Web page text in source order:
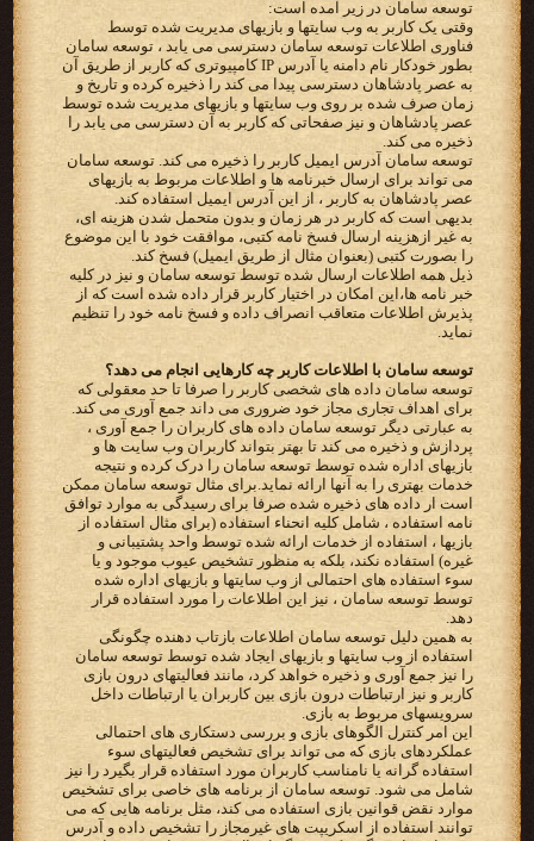
توسعه سامان در زیر آمده است:
وقتی یک کاربر به وب سایتها و بازیهای مدیریت شده توسط
فناوری اطلاعات توسعه سامان دسترسی می یابد ، توسعه سامان
بطور خودکار نام دامنه یا آدرس IP کامپیوتری که کاربر از طریق آن
به عصر پادشاهان دسترسی پیدا می کند را ذخیره کرده و تاریخ و
زمان صرف شده بر روی وب سایتها و بازیهای مدیریت شده توسط
عصر پادشاهان و نیز صفحاتی که کاربر به آن دسترسی می یابد را
ذخیره می کند.
توسعه سامان آدرس ایمیل کاربر را ذخیره می کند. توسعه سامان
می تواند برای ارسال خبرنامه ها و اطلاعات مربوط به بازیهای
عصر پادشاهان به کاربر ، از این آدرس ایمیل استفاده کند.
بدیهی است که کاربر در هر زمان و بدون متحمل شدن هزینه ای،
به غیر ازهزینه ارسال فسخ نامه کتبی، موافقت خود با این موضوع
را بصورت کتبی (بعنوان مثال از طریق ایمیل) فسخ کند.
ذیل همه اطلاعات ارسال شده توسط توسعه سامان و نیز در کلیه
خبر نامه ها،‌این امکان در اختیار کاربر قرار داده شده است که از
پذیرش اطلاعات متعاقب انصراف داده و فسخ نامه خود را تنظیم
نماید.
توسعه سامان با اطلاعات کاربر چه کارهایی انجام می دهد؟
توسعه سامان داده های شخصی کاربر را صرفا تا حد معقولی که
برای اهداف تجاری مجاز خود ضروری می داند جمع آوری می کند.
به عبارتی دیگر توسعه سامان داده های کاربران را جمع آوری ،
پردازش و ذخیره می کند تا بهتر بتواند کاربران وب سایت ها و
بازیهای اداره شده توسط توسعه سامان را درک کرده و نتیجه
خدمات بهتری را به آنها ارائه نماید.برای مثال توسعه سامان ممکن
است ار داده های ذخیره شده صرفا برای رسیدگی به موارد توافق
نامه استفاده ، شامل کلیه انحناء استفاده (برای مثال استفاده از
بازیها ، استفاده از خدمات ارائه شده توسط واحد پشتیبانی و
غیره) استفاده نکند، بلکه به منظور تشخیص عیوب موجود و یا
سوء استفاده های احتمالی از وب سایتها و بازیهای اداره شده
توسط توسعه سامان ، نیز این اطلاعات را مورد استفاده قرار
دهد.
به همین دلیل توسعه سامان اطلاعات بازتاب دهنده چگونگی
استفاده از وب سایتها و بازیهای ایجاد شده توسط توسعه سامان
را نیز جمع آوری و ذخیره خواهد کرد، مانند فعالیتهای درون بازی
کاربر و نیز ارتباطات درون بازی بین کاربران یا ارتباطات داخل
سرویسهای مربوط به بازی.
این امر کنترل الگوهای بازی و بررسی دستکاری های احتمالی
عملکردهای بازی که می تواند برای تشخیص فعالیتهای سوء
استفاده گرانه یا نامناسب کاربران مورد استفاده قرار بگیرد را نیز
شامل می شود. توسعه سامان از برنامه های خاصی برای تشخیص
موارد نقض قوانین بازی استفاده می کند، مثل برنامه هایی که می
توانند استفاده از اسکریپت های غیرمجاز را تشخیص داده و آدرس